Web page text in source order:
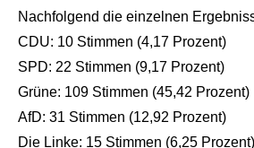
Nachfolgend die einzelnen
CDU: 10 Stimmen (4,17 Prozent)
SPD: 22 Stimmen (9,17 Prozent)
Grüne: 109 Stimmen (45,42 Prozent)
AfD: 31 Stimmen (12,92 Prozent)
Die Linke: 15 Stimmen (6,25 Prozent)